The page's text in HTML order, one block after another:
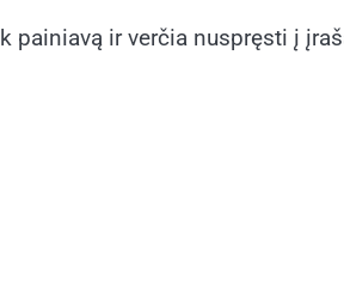
ir verčia nuspręsti į